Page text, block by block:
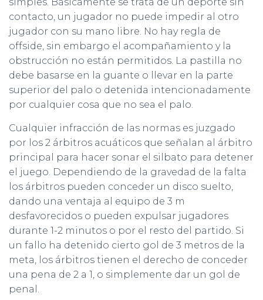
contacto, un jugador no puede impedir al otro
jugador con su mano libre. No hay regla de
offside, sin embargo el acompañamiento y la
obstrucción no están permitidos. La pastilla no
debe basarse en la guante o llevar en la parte
superior del palo o detenida intencionadamente
por cualquier cosa que no sea el palo.
Cualquier infracción de las normas es juzgado
por los 2 árbitros acuáticos que señalan al árbitro
principal para hacer sonar el silbato para detener
el juego. Dependiendo de la gravedad de la falta
los árbitros pueden conceder un disco suelto,
dando una ventaja al equipo de 3 m
desfavorecidos o pueden expulsar jugadores
durante 1-2 minutos o por el resto del partido. Si
un fallo ha detenido cierto gol de 3 metros de la
meta, los árbitros tienen el derecho de conceder
una pena de 2 a 1, o simplemente dar un gol de
penal.